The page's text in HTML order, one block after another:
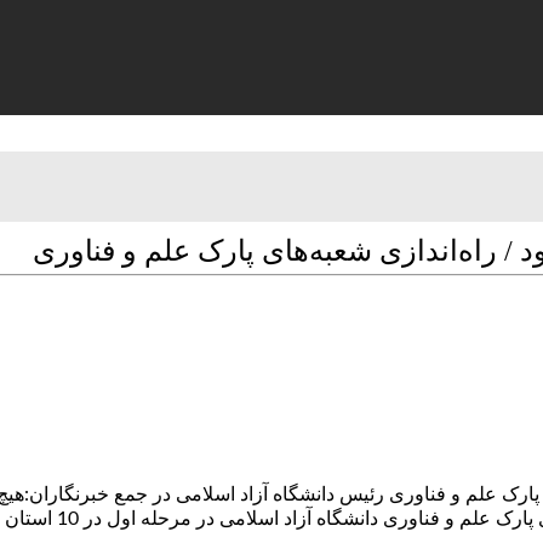
/ راه‌اندازی شعبه‌های پارک علم و فناوری
علم و فناوری رئیس دانشگاه آزاد اسلامی در جمع
و فناوری دانشگاه آزاد اسلامی در مرحله اول در 10 استان